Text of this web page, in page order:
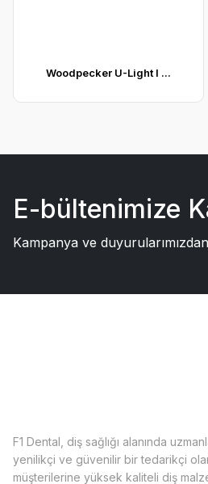
Woodpecker U-Light I ...
E-bültenimize
Kampanya ve
F1 Dental, diş sağlığı alanında
yenilikçi ve güvenilir bir tedarikçi
müşterilerine yüksek kaliteli diş